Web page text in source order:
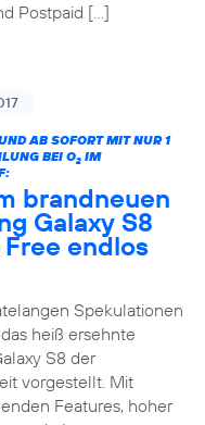
Postpaid […]
AB SOFORT MIT NUR 1
BEI O2IM
brandneuen
Galaxy S8
Free endlos
Spekulationen
heiß ersehnte
S8 der
vorgestellt. Mit
Features, hoher